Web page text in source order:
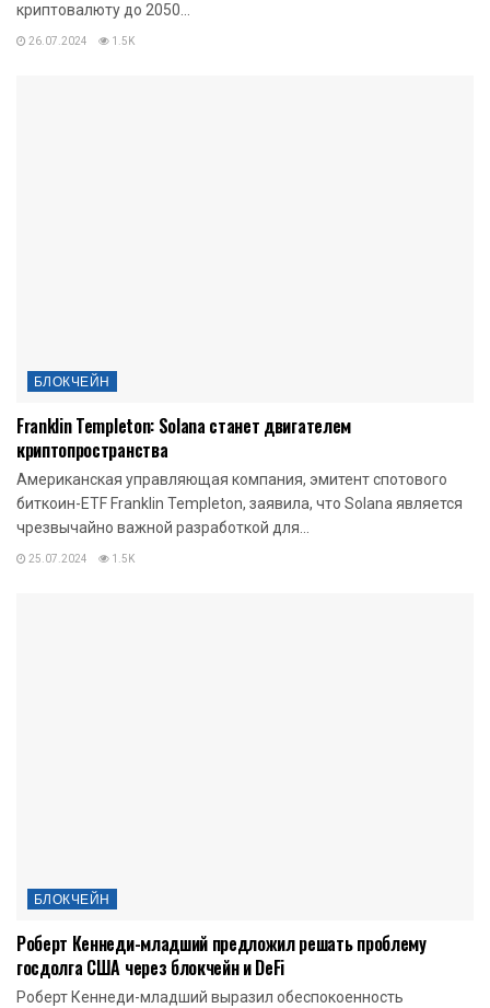
криптовалюту до 2050...
26.07.2024 1.5K
БЛОКЧЕЙН
Franklin Templeton: Solana станет двигателем
криптопространства
Американская управляющая компания, эмитент спотового
биткоин-ETF Franklin Templeton, заявила, что Solana является
чрезвычайно важной разработкой для...
25.07.2024 1.5K
БЛОКЧЕЙН
Роберт Кеннеди-младший предложил решать проблему
госдолга США через блокчейн и DeFi
Роберт Кеннеди-младший выразил обеспокоенность